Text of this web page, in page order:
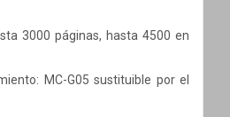
3000 páginas, hasta 4500 en
MC-G05 sustituible por el